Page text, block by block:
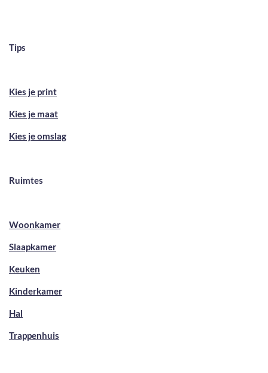
Tips
Kies je print
Kies je maat
Kies je omslag
Ruimtes
Woonkamer
Slaapkamer
Keuken
Kinderkamer
Hal
Trappenhuis